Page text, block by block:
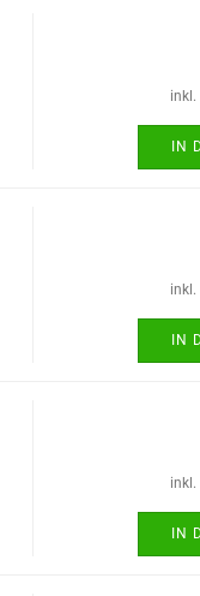
inkl.
IN
inkl.
IN
inkl.
IN